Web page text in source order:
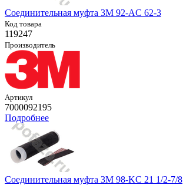
Соединительная муфта 3M 92-AC 62-3
Код товара
119247
Производитель
Артикул
7000092195
Подробнее
Соединительная муфта 3M 98-KC 21 1/2-7/8